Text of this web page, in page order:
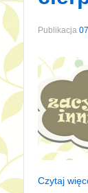
Publikacja
Czytaj